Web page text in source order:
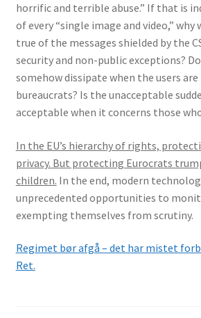
horrific and terrible abuse.” If that is
of every “single image and video,”
true of the messages shielded by the
security and non-public exceptions?
somehow dissipate when the users
bureaucrats? Is the unacceptable
acceptable when it concerns those
In the EU’s hierarchy of rights,
privacy. But protecting Eurocrats
children. In the end, modern
unprecedented opportunities to
exempting themselves from scrutiny.
Regimet bør afgå – det har mistet
Ret.